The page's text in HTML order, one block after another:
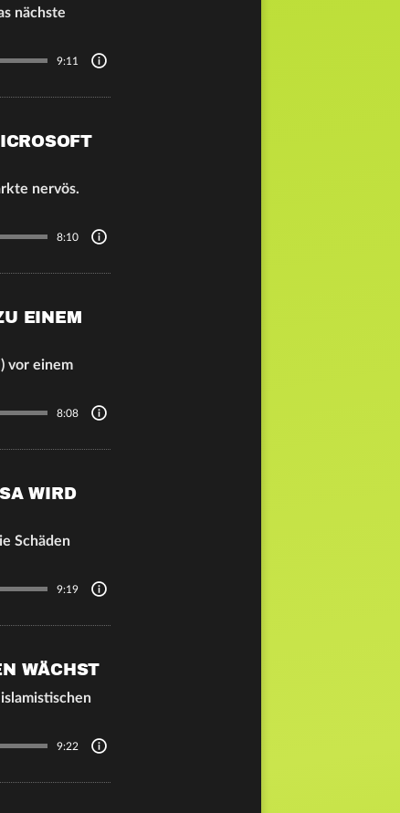
nächste
9:11
nervös.
8:10
EINEM
vor einem
8:08
WIRD
Schäden
9:19
WÄCHST
9:22